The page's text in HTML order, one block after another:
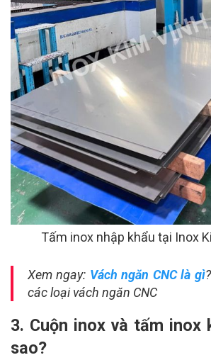
Tấm inox nhập khẩu tại Inox
Xem ngay: Vách ngăn CNC là gì
các loại vách ngăn CNC
3. Cuộn inox và tấm inox
sao?